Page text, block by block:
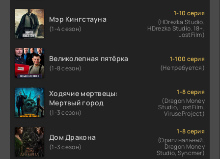
Мэр Кингстауна
(1-4 сезон)
1-10 серия
(HDrezka Studio,
HDrezka Studio. 18+,
LostFilm)
Великолепная пятёрка
(1-8 сезон)
1-100 серия
(Не требуется)
Ходячие мертвецы:
Мертвый город
(1-3 сезон)
1-8 серия
(Dragon Money
Studio, LostFilm,
ViruseProject)
Дом Дракона
(1-3 сезон)
1-8 серия
(Оригинальный,
Dragon Money
Studio, Syncmer)